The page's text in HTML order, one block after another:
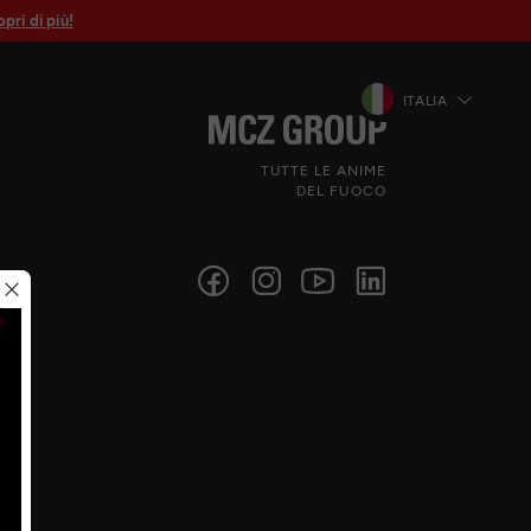
di più!
ITALIA
TUTTE LE ANIME
DEL FUOCO